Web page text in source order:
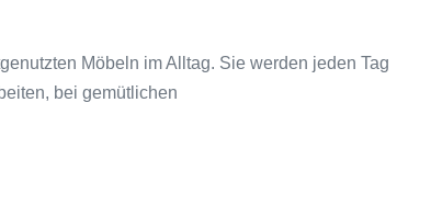
Möbeln im Alltag. Sie werden jeden Tag
bei gemütlichen